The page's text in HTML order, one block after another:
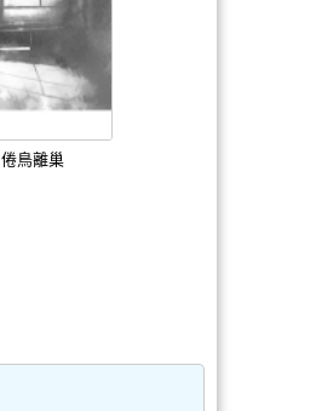
倦鳥離巢